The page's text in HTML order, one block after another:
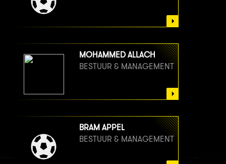
MOHAMMED ALLACH
BESTUUR & MANAGEMENT
BRAM APPEL
BESTUUR & MANAGEMENT